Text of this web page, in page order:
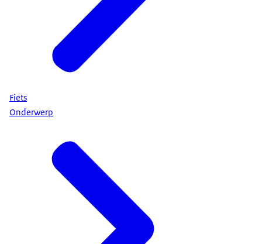
Fiets
Onderwerp